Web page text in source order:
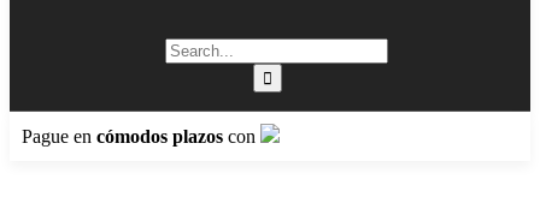
Pague en cómodos plazos con